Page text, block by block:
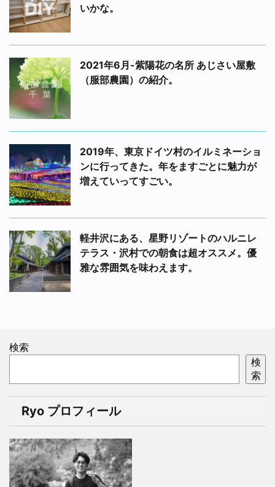
いかな。
2021年6月-紫陽花の名所 あじさい屋敷
（服部農園）の紹介。
2019年、東京ドイツ村のイルミネーショ
ンに行ってきた。年をますごとに魅力が
増えていってすごい。
軽井沢にある、星野リゾートのハルニレ
テラス・沢村での朝食は超オススメ。優
雅な雰囲気を味わえます。
検索
検
索
Ryo プロフィール